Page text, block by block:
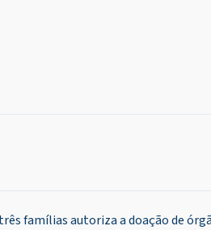
famílias autoriza a doação de